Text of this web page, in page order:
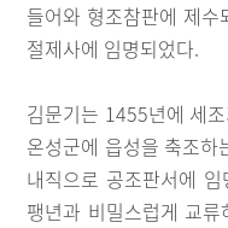
들어와 형조참판에 제
절제사에 임명되었다.
김문기는 1455년에 세
온성군에 읍성을 축조하
내직으로 공조판서에
팽년과 비밀스럽게 교